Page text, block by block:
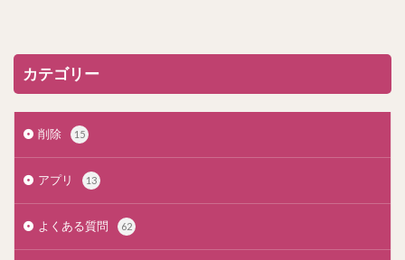
カテゴリー
削除 15
アプリ 13
よくある質問 62